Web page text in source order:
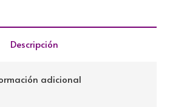
Descripción
adicional